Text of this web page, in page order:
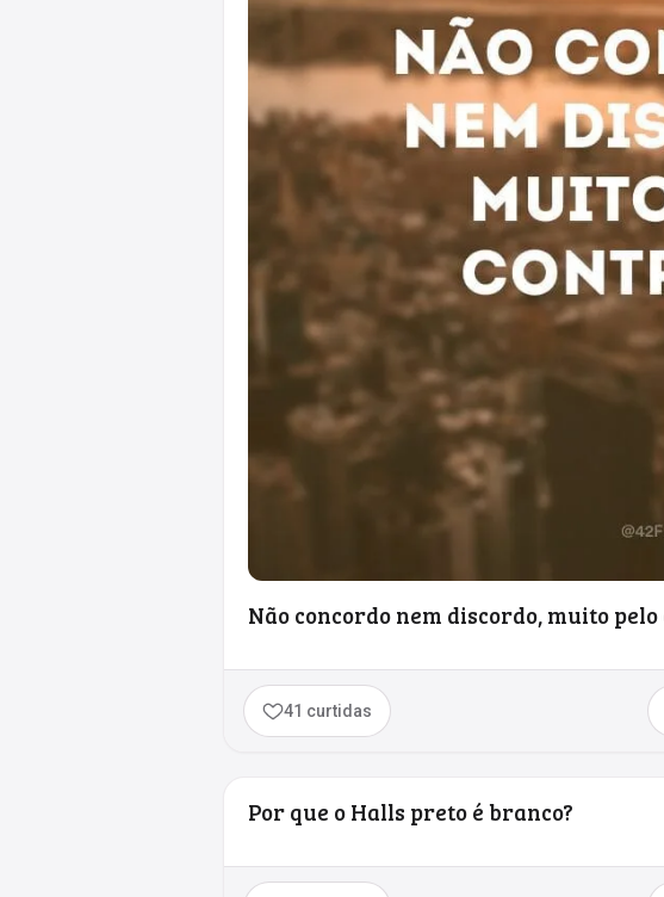
Não concordo nem discordo, muito
41 curtidas
Por que o Halls preto é branco?